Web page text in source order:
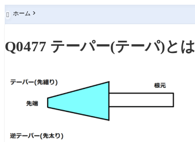
 ホーム
Q0477 テーパー(テーパ)と